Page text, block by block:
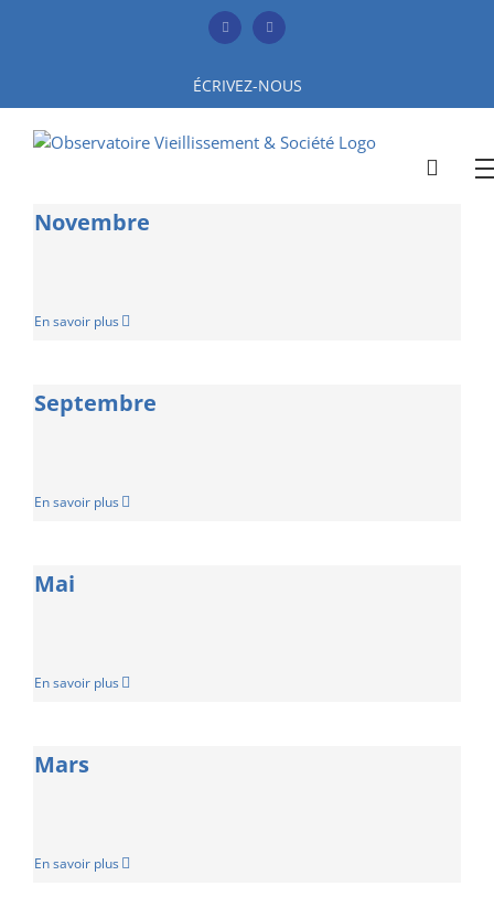
FacebookYouTube
ÉCRIVEZ-NOUS
Novembre
En savoir plus
Septembre
En savoir plus
Mai
En savoir plus
Mars
En savoir plus